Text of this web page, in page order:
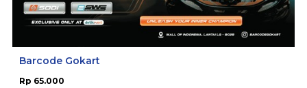
Barcode Gokart
Rp 65.000